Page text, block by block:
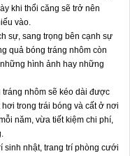
khi thổi căng sẽ trở nên
vào.
sự, sang trọng bên cạnh sự
quả bóng tráng nhôm còn
hình ảnh hay những
tráng nhôm sẽ kéo dài được
trong trái bóng và cất ở nơi
năm, vừa tiết kiệm chi phí,
sinh nhật, trang trí phòng cưới